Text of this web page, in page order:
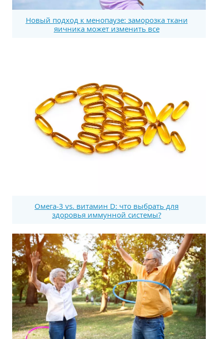
Новый подход к менопаузе: заморозка ткани
яичника может изменить все
Омега-3 vs. витамин D: что выбрать для
здоровья иммунной системы?